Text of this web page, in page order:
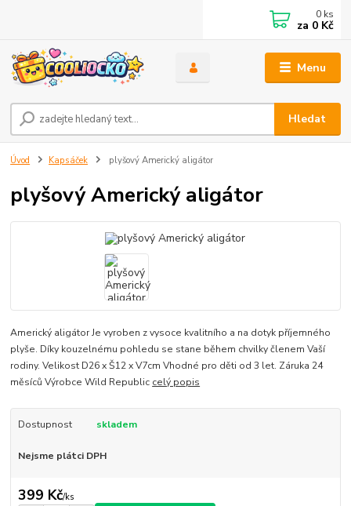
Menu
Hledat
0 ks
za 0 Kč
Úvod Kapsáček plyšový Americký aligátor
plyšový Americký aligátor
Americký aligátor Je vyroben z vysoce kvalitního a na dotyk příjemného
plyše. Díky kouzelnému pohledu se stane během chvilky členem Vaší
rodiny. Velikost D26 x Š12 x V7cm Vhodné pro děti od 3 let. Záruka 24
měsíců Výrobce Wild Republic celý popis
Dostupnost skladem
Nejsme plátci DPH
399 Kč/ks